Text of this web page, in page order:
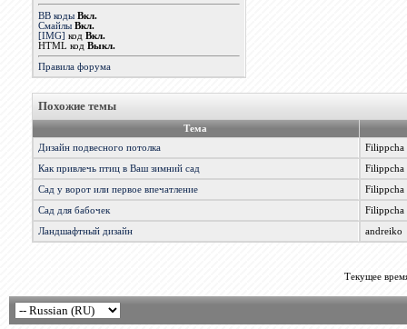
BB коды Вкл.
Смайлы Вкл.
[IMG] код Вкл.
HTML код Выкл.
Правила форума
Похожие темы
Тема
Дизайн подвесного потолка
Filippcha
Как привлечь птиц в Ваш зимний сад Filippcha
Сад у ворот или первое впечатление Filippcha
Сад для бабочек Filippcha
Ландшафтный дизайн andreiko
Текущее